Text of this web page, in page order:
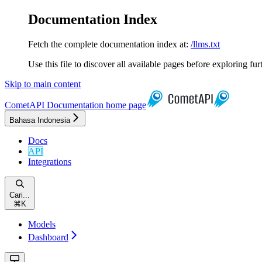
Documentation Index
Fetch the complete documentation index at: /llms.txt
Use this file to discover all available pages before exploring
Skip to main content
CometAPI Documentation home page
Bahasa Indonesia
Docs
API
Integrations
Cari...
⌘ K
Models
Dashboard